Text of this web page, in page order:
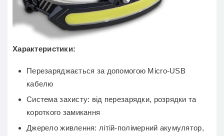
Характеристики:
Перезаряджається за допомогою Micro-USB
кабелю
Система захисту: від перезарядки, розрядки та
короткого замикання
Джерело живлення: літій-полімерний акумулятор,